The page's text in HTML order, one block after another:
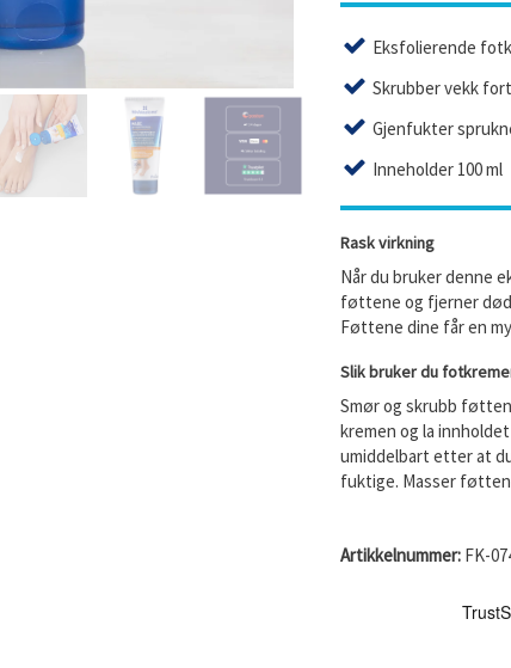
Eksfolierende
Skrubber vekk
Gjenfukter
Inneholder 100 ml
Rask virkning
Når du bruker denne
føttene og fjerner
Føttene dine får en
Slik bruker du
Smør og skrubb
kremen og la
umiddelbart etter at
fuktige. Masser
Artikkelnummer: FK-